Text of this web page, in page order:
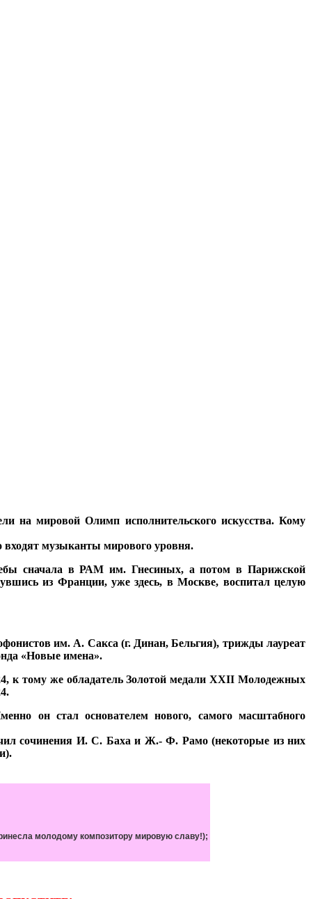
на мировой Олимп исполнительского искусства. Кому
входят музыканты мирового уровня.
сначала в РАМ им. Гнесиных, а потом в Парижской
из Франции, уже здесь, в Москве, воспитал целую
им. А. Сакса (г. Динан, Бельгия), трижды лауреат
«Новые имена».
к тому жеобладатель Золотой медали XXII Молодежных
он стал основателем нового, самого масштабного
сочинения И. С. Баха и Ж.- Ф. Рамо (некоторые из них
молодому композитору мировую славу!);